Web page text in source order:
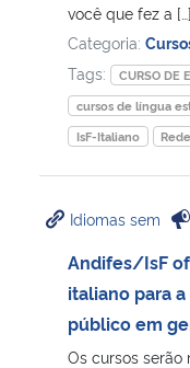
você que fez a […]
Categoria:
Tags:
CURSO DE
cursos de língua
IsF-Italiano
Idiomas sem
Andifes/IsF
italiano para
público em
Os cursos